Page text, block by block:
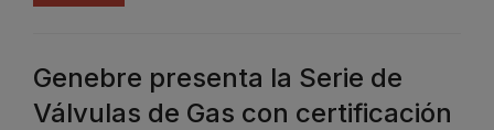
Genebre presenta la Serie de
Válvulas de Gas con certificación